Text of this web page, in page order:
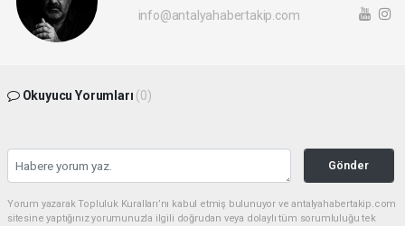
info@antalyahabertakip.com
Okuyucu Yorumları (0)
Gönder
Yorum yazarak Topluluk Kuralları’nı kabul etmiş bulunuyor ve antalyahabertakip.com
sitesine yaptığınız yorumunuzla ilgili doğrudan veya dolaylı tüm sorumluluğu tek